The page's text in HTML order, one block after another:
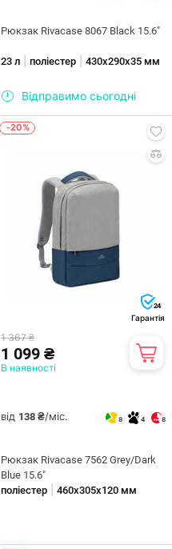
Рюкзак Rivacase 8067 Black 15.6"
23 л поліестер 430х290х35 мм
Відправимо сьогодні
-20%
24
Гарантія
1 367 ₴
1 099 ₴
В наявності
від 138 ₴/міс. 8 4 8
Рюкзак Rivacase 7562 Grey/Dark
Blue 15.6"
поліестер
460х305х120 мм